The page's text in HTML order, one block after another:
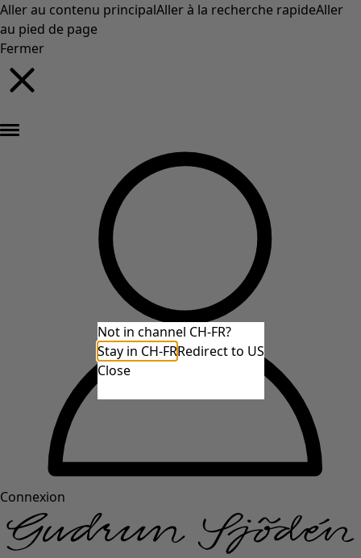
Aller au contenu principalAller à la recherche rapideAller
au pied de page
Fermer
Connexion
Not in channel CH-FR?
Stay in CH-FRRedirect to US
Close